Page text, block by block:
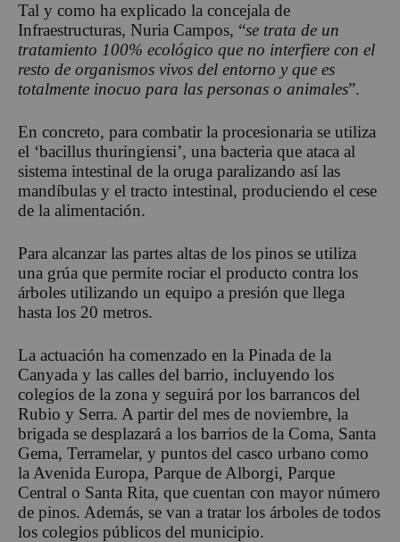
Tal y como ha explicado la concejala de
Infraestructuras, Nuria Campos, “se trata de un
tratamiento 100% ecológico que no interfiere con el
resto de organismos vivos del entorno y que es
totalmente inocuo para las personas o animales”.
En concreto, para combatir la procesionaria se utiliza
el ‘bacillus thuringiensi’, una bacteria que ataca al
sistema intestinal de la oruga paralizando así las
mandíbulas y el tracto intestinal, produciendo el cese
de la alimentación.
Para alcanzar las partes altas de los pinos se utiliza
una grúa que permite rociar el producto contra los
árboles utilizando un equipo a presión que llega
hasta los 20 metros.
La actuación ha comenzado en la Pinada de la
Canyada y las calles del barrio, incluyendo los
colegios de la zona y seguirá por los barrancos del
Rubio y Serra. A partir del mes de noviembre, la
brigada se desplazará a los barrios de la Coma, Santa
Gema, Terramelar, y puntos del casco urbano como
la Avenida Europa, Parque de Alborgi, Parque
Central o Santa Rita, que cuentan con mayor número
de pinos. Además, se van a tratar los árboles de todos
los colegios públicos del municipio.